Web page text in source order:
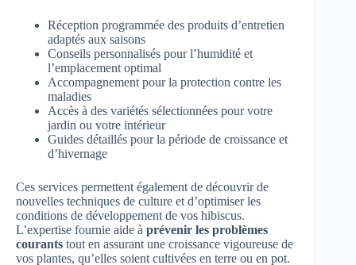
Réception programmée des produits d’entretien
adaptés aux saisons
Conseils personnalisés pour l’humidité et
l’emplacement optimal
Accompagnement pour la protection contre les
maladies
Accès à des variétés sélectionnées pour votre
jardin ou votre intérieur
Guides détaillés pour la période de croissance et
d’hivernage
Ces services permettent également de découvrir de
nouvelles techniques de culture et d’optimiser les
conditions de développement de vos hibiscus.
L’expertise fournie aide à prévenir les problèmes
courants tout en assurant une croissance vigoureuse de
vos plantes, qu’elles soient cultivées en terre ou en pot.